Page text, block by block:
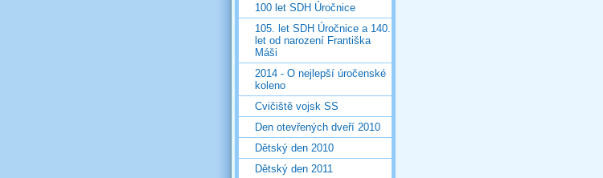
100 let SDH Úročnice
105. let SDH Úročnice a 140.
let od narození Františka
Máši
2014 - O nejlepší úročenské
koleno
Cvičiště vojsk SS
Den otevřených dveří 2010
Dětský den 2010
Dětský den 2011